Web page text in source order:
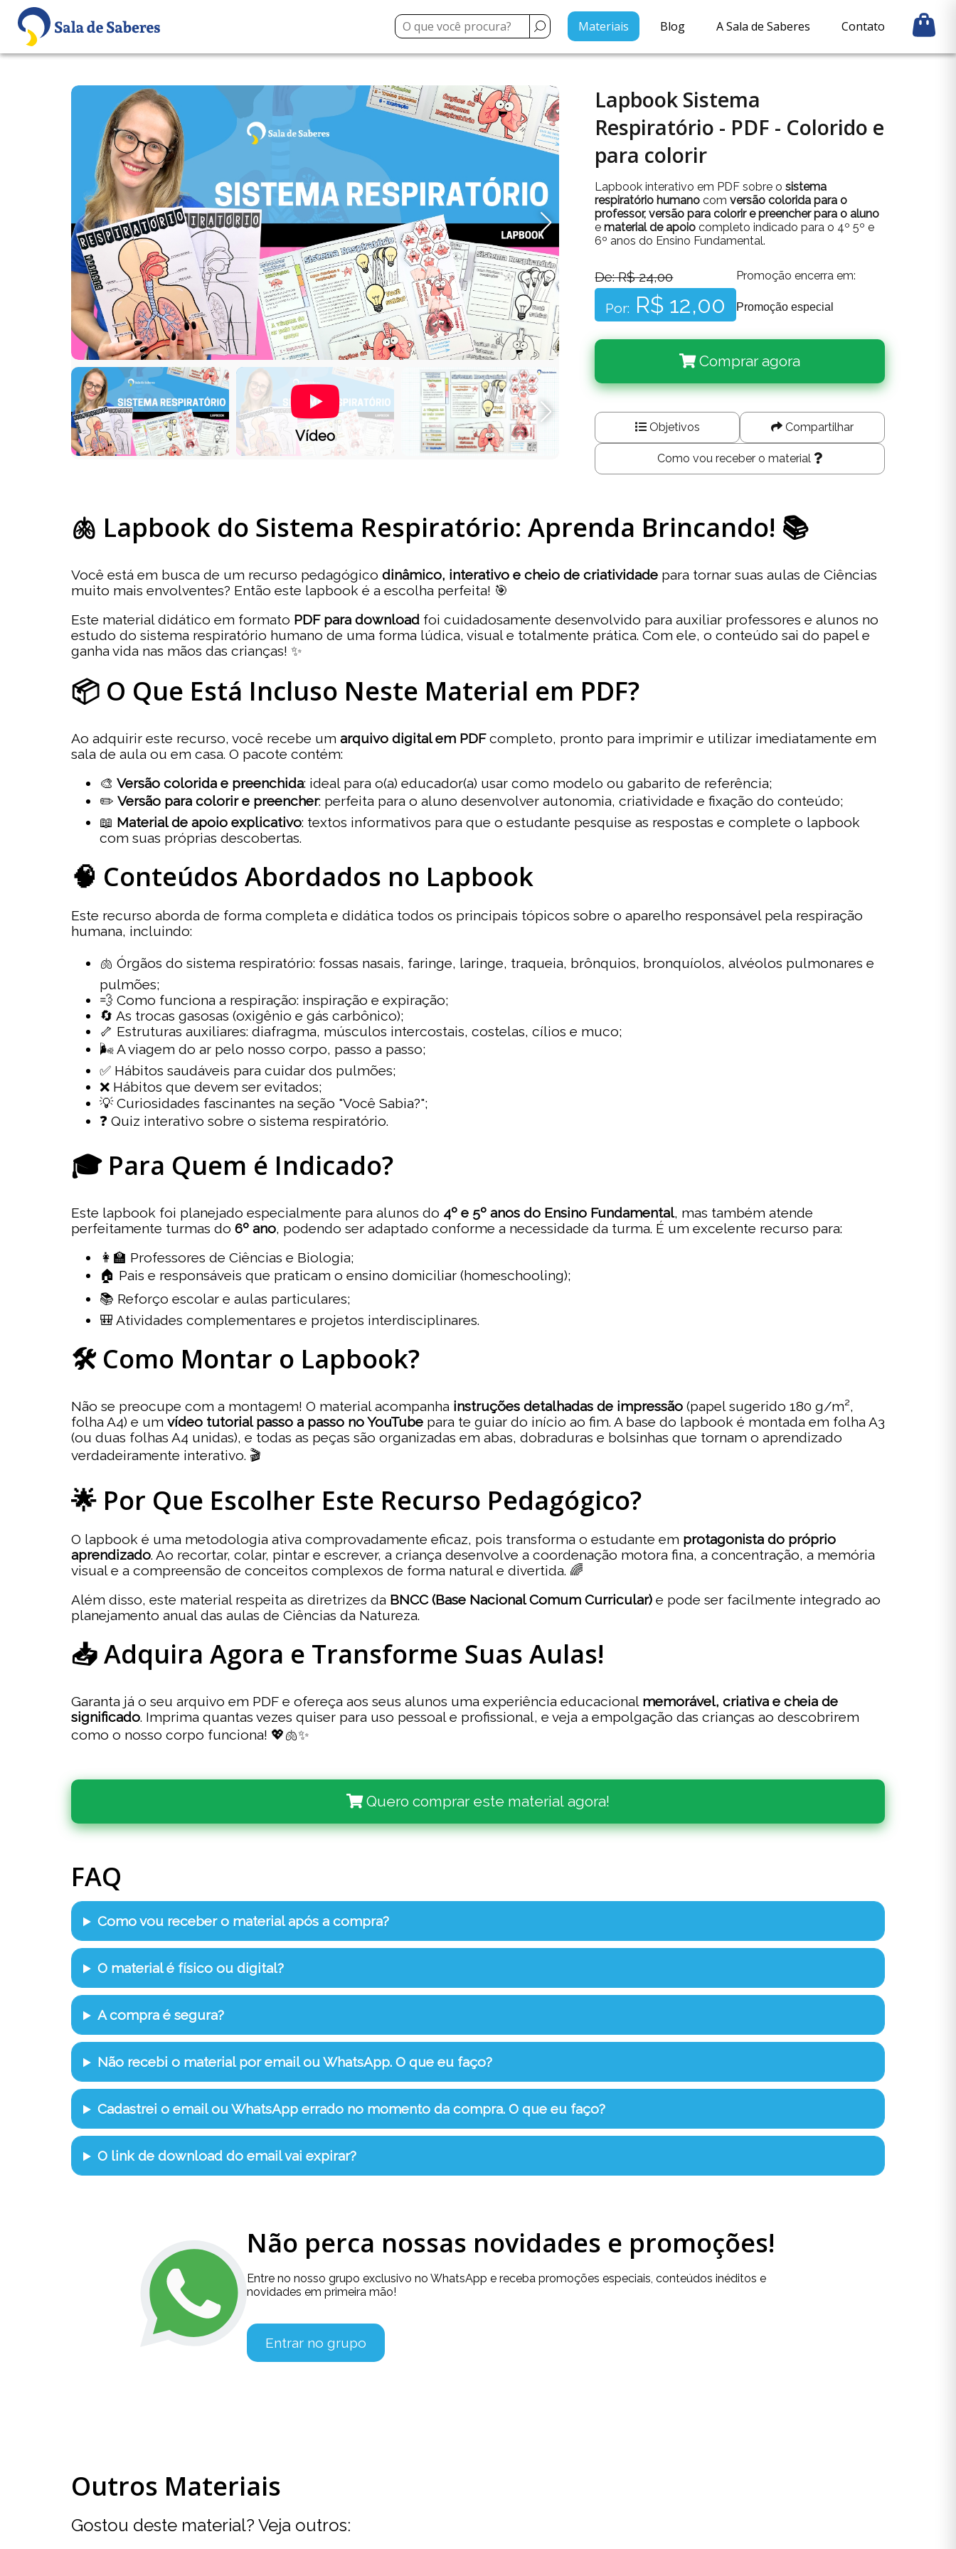
Materiais Blog A Sala de Saberes Contato
Vídeo
Lapbook Sistema
Respiratório - PDF - Colorido e
para colorir
Lapbook interativo em PDF sobre osistema
respiratório humano comversão colorida para o
professor, versão para colorir e preencher para o aluno
ematerial de apoio completo indicado para o 4º 5º e
6º anos do Ensino Fundamental.
De: R$ 24,00
Por: R$ 12,00
Promoção encerra em:
Promoção especial
Comprar agora
Objetivos Compartilhar
Como vou receber o material
🫁 Lapbook do Sistema Respiratório: Aprenda Brincando! 📚
Você está em busca de um recurso pedagógico dinâmico, interativo e cheio de criatividade para tornar suas aulas de Ciências
muito mais envolventes? Então este lapbook é a escolha perfeita! 🎯
Este material didático em formato PDF para download foi cuidadosamente desenvolvido para auxiliar professores e alunos no
estudo do sistema respiratório humano de uma forma lúdica, visual e totalmente prática. Com ele, o conteúdo sai do papel e
ganha vida nas mãos das crianças! ✨
📦 O Que Está Incluso Neste Material em PDF?
Ao adquirir este recurso, você recebe um arquivo digital em PDFcompleto, pronto para imprimir e utilizar imediatamente em
sala de aula ou em casa. O pacote contém:
🎨 Versão colorida e preenchida: ideal para o(a) educador(a) usar como modelo ou gabarito de referência;
✏️ Versão para colorir e preencher: perfeita para o aluno desenvolver autonomia, criatividade e fixação do conteúdo;
📖 Material de apoio explicativo: textos informativos para que o estudante pesquise as respostas e complete o lapbook
com suas próprias descobertas.
🧠 Conteúdos Abordados no Lapbook
Este recurso aborda de forma completa e didática todos os principais tópicos sobre o aparelho responsável pela respiração
humana, incluindo:
🫁 Órgãos do sistema respiratório: fossas nasais, faringe, laringe, traqueia, brônquios, bronquíolos, alvéolos pulmonares e
pulmões;
💨 Como funciona a respiração: inspiração e expiração;
🔄 As trocas gasosas (oxigênio e gás carbônico);
🦴 Estruturas auxiliares: diafragma, músculos intercostais, costelas, cílios e muco;
🌬️ A viagem do ar pelo nosso corpo, passo a passo;
✅ Hábitos saudáveis para cuidar dos pulmões;
❌ Hábitos que devem ser evitados;
💡 Curiosidades fascinantes na seção "Você Sabia?";
❓ Quiz interativo sobre o sistema respiratório.
🎓 Para Quem é Indicado?
Este lapbook foi planejado especialmente para alunos do 4º e 5º anos do Ensino Fundamental, mas também atende
perfeitamente turmas do 6º ano, podendo ser adaptado conforme a necessidade da turma. É um excelente recurso para:
👩‍🏫 Professores de Ciências e Biologia;
🏠 Pais e responsáveis que praticam o ensino domiciliar (homeschooling);
📚 Reforço escolar e aulas particulares;
🎒 Atividades complementares e projetos interdisciplinares.
🛠️ Como Montar o Lapbook?
Não se preocupe com a montagem! O material acompanha instruções detalhadas de impressão (papel sugerido 180 g/m²,
folha A4) e um vídeo tutorial passo a passo no YouTube para te guiar do início ao fim. A base do lapbook é montada em folha A3
(ou duas folhas A4 unidas), e todas as peças são organizadas em abas, dobraduras e bolsinhas que tornam o aprendizado
verdadeiramente interativo. 🎬
🌟 Por Que Escolher Este Recurso Pedagógico?
O lapbook é uma metodologia ativa comprovadamente eficaz, pois transforma o estudante em protagonista do próprio
aprendizado. Ao recortar, colar, pintar e escrever, a criança desenvolve a coordenação motora fina, a concentração, a memória
visual e a compreensão de conceitos complexos de forma natural e divertida. 🌈
Além disso, este material respeita as diretrizes da BNCC (Base Nacional Comum Curricular) e pode ser facilmente integrado ao
planejamento anual das aulas de Ciências da Natureza.
📥 Adquira Agora e Transforme Suas Aulas!
Garanta já o seu arquivo em PDF e ofereça aos seus alunos uma experiência educacional memorável, criativa e cheia de
significado. Imprima quantas vezes quiser para uso pessoal e profissional, e veja a empolgação das crianças ao descobrirem
como o nosso corpo funciona! 💖🫁✨
Quero comprar este material agora!
FAQ
Como vou receber o material após a compra?
O material é físico ou digital?
A compra é segura?
Não recebi o material por email ou WhatsApp. O que eu faço?
Cadastrei o email ou WhatsApp errado no momento da compra. O que eu faço?
O link de download do email vai expirar?
Não perca nossas novidades e promoções!
Entre no nosso grupo exclusivo no WhatsApp e receba promoções especiais, conteúdos inéditos e
novidades em primeira mão!
Entrar no grupo
Outros Materiais
Gostou deste material? Veja outros: